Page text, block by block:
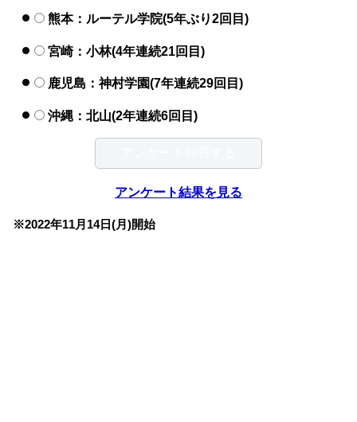
熊本：ルーテル学院(5年ぶり2回目)
宮崎：小林(4年連続21回目)
鹿児島：神村学園(7年連続29回目)
沖縄：北山(2年連続6回目)
アンケート結果を見る
※2022年11月14日(月)開始